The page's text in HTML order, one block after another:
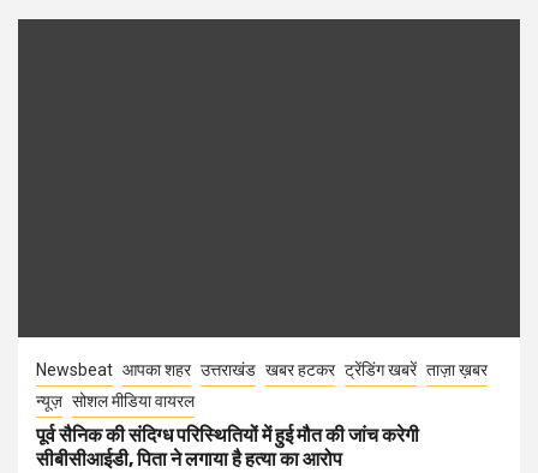
Newsbeat आपका शहर उत्तराखंड खबर हटकर ट्रेंडिंग खबरें ताज़ा ख़बर
न्यूज़ सोशल मीडिया वायरल
पूर्व सैनिक की संदिग्ध परिस्थितियों में हुई मौत की जांच करेगी
सीबीसीआईडी, पिता ने लगाया है हत्या का आरोप